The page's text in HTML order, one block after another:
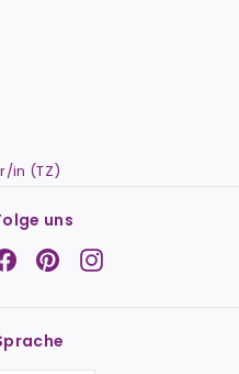
in (TZ)
uns
Facebook
PinterestInstagram